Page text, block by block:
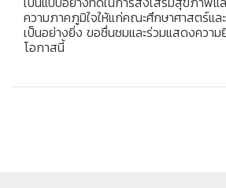
ความภาคภูมิใจให้แก่คณะศึกษาศาสตร์แ
เป็นอย่างยิ่ง ขอชื่นชมและร่วมแสดงควา
โอกาสนี้